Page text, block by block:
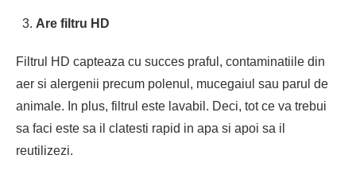
Are filtru HD
Filtrul HD capteaza cu succes praful, contaminatiile din
aer si alergenii precum polenul, mucegaiul sau parul de
animale. In plus, filtrul este lavabil. Deci, tot ce va trebui
sa faci este sa il clatesti rapid in apa si apoi sa il
reutilizezi.